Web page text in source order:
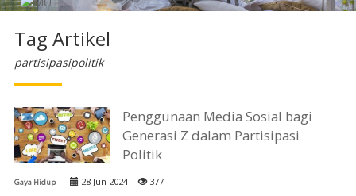
Tag Artikel
partisipasipolitik
Penggunaan Media Sosial bagi
Generasi Z dalam Partisipasi
Politik
Gaya Hidup 28 Jun 2024 | 377